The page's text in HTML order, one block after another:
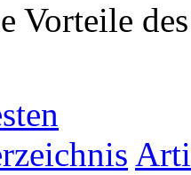
Vorteile